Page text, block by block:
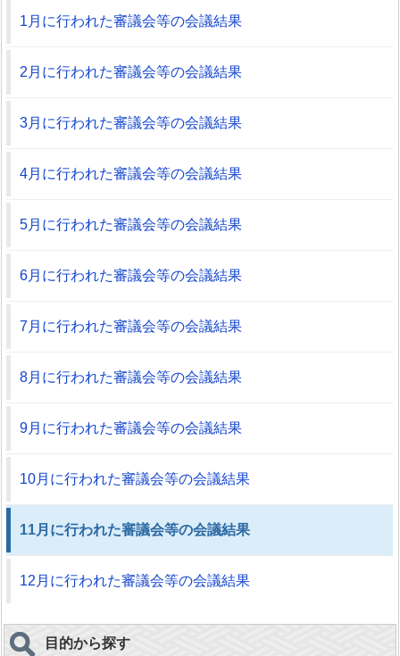
1月に行われた審議会等の会議結果
2月に行われた審議会等の会議結果
3月に行われた審議会等の会議結果
4月に行われた審議会等の会議結果
5月に行われた審議会等の会議結果
6月に行われた審議会等の会議結果
7月に行われた審議会等の会議結果
8月に行われた審議会等の会議結果
9月に行われた審議会等の会議結果
10月に行われた審議会等の会議結果
11月に行われた審議会等の会議結果
12月に行われた審議会等の会議結果
目的から探す